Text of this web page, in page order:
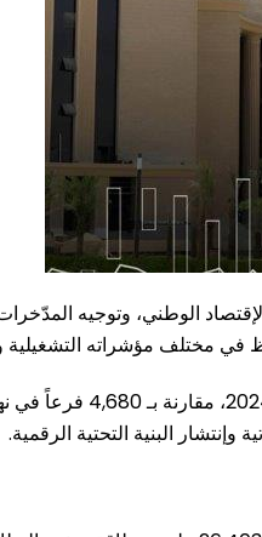
الوطني، وتوجيه
في مختلف مؤشراته التشغيلية